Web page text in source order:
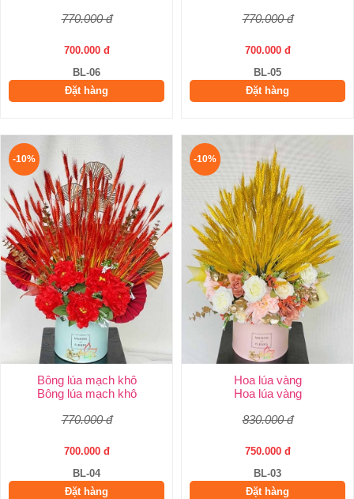
770.000 đ
700.000 đ
BL-06
Đặt hàng
770.000 đ
700.000 đ
BL-05
Đặt hàng
-10%
Bông lúa mạch khô
Bông lúa mạch khô
770.000 đ
700.000 đ
BL-04
Đặt hàng
-10%
Hoa lúa vàng
Hoa lúa vàng
830.000 đ
750.000 đ
BL-03
Đặt hàng